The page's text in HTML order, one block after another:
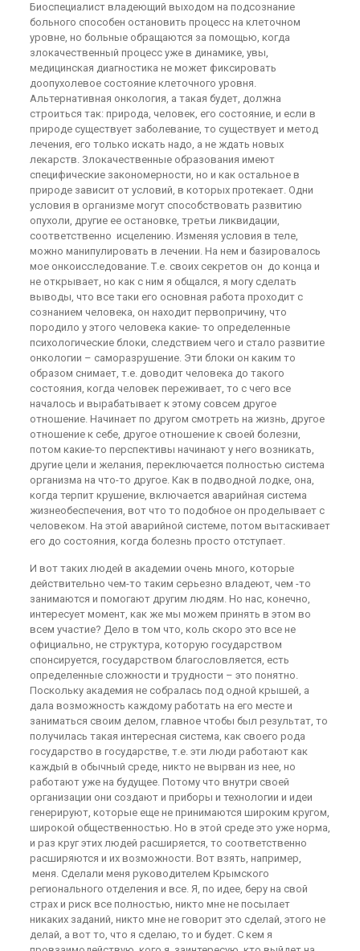
Биоспециалист владеющий выходом на подсознание
больного способен остановить процесс на клеточном
уровне, но больные обращаются за помощью, когда
злокачественный процесс уже в динамике, увы,
медицинская диагностика не может фиксировать
доопухолевое состояние клеточного уровня.
Альтернативная онкология, а такая будет, должна
строиться так: природа, человек, его состояние, и если в
природе существует заболевание, то существует и метод
лечения, его только искать надо, а не ждать новых
лекарств. Злокачественные образования имеют
специфические закономерности, но и как остальное в
природе зависит от условий, в которых протекает. Одни
условия в организме могут способствовать развитию
опухоли, другие ее остановке, третьи ликвидации,
соответственно исцелению. Изменяя условия в теле,
можно манипулировать в лечении. На нем и базировалось
мое онкоисследование. Т.е. своих секретов он до конца и
не открывает, но как с ним я общался, я могу сделать
выводы, что все таки его основная работа проходит с
сознанием человека, он находит первопричину, что
породило у этого человека какие- то определенные
психологические блоки, следствием чего и стало развитие
онкологии – саморазрушение. Эти блоки он каким то
образом снимает, т.е. доводит человека до такого
состояния, когда человек переживает, то с чего все
началось и вырабатывает к этому совсем другое
отношение. Начинает по другом смотреть на жизнь, другое
отношение к себе, другое отношение к своей болезни,
потом какие-то перспективы начинают у него возникать,
другие цели и желания, переключается полностью система
организма на что-то другое. Как в подводной лодке, она,
когда терпит крушение, включается аварийная система
жизнеобеспечения, вот что то подобное он проделывает с
человеком. На этой аварийной системе, потом вытаскивает
его до состояния, когда болезнь просто отступает.
И вот таких людей в академии очень много, которые
действительно чем-то таким серьезно владеют, чем -то
занимаются и помогают другим людям. Но нас, конечно,
интересует момент, как же мы можем принять в этом во
всем участие? Дело в том что, коль скоро это все не
официально, не структура, которую государством
спонсируется, государством благословляется, есть
определенные сложности и трудности – это понятно.
Поскольку академия не собралась под одной крышей, а
дала возможность каждому работать на его месте и
заниматься своим делом, главное чтобы был результат, то
получилась такая интересная система, как своего рода
государство в государстве, т.е. эти люди работают как
каждый в обычный среде, никто не вырван из нее, но
работают уже на будущее. Потому что внутри своей
организации они создают и приборы и технологии и идеи
генерируют, которые еще не принимаются широким кругом,
широкой общественностью. Но в этой среде это уже норма,
и раз круг этих людей расширяется, то соответственно
расширяются и их возможности. Вот взять, например,
меня. Сделали меня руководителем Крымского
регионального отделения и все. Я, по идее, беру на свой
страх и риск все полностью, никто мне не посылает
никаких заданий, никто мне не говорит это сделай, этого не
делай, а вот то, что я сделаю, то и будет. С кем я